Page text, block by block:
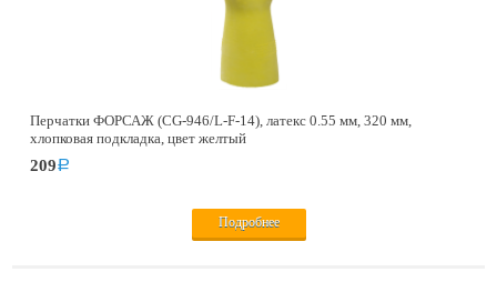
Перчатки ФОРСАЖ (CG-946/L-F-14), латекс 0.55 мм, 320 мм,
хлопковая подкладка, цвет желтый
209a
Подробнее